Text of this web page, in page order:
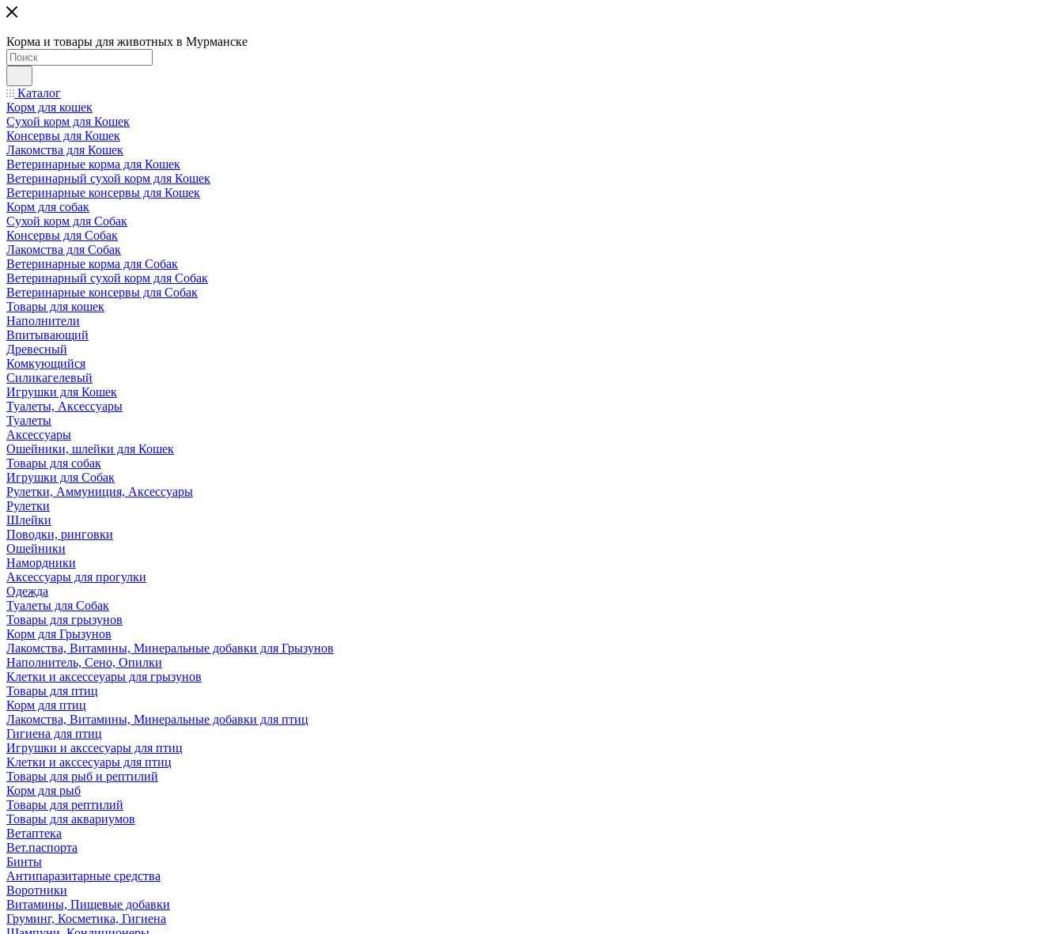
Корма и товары для животных в Мурманске
Каталог
Корм для кошек
Сухой корм для Кошек
Консервы для Кошек
Лакомства для Кошек
Ветеринарные корма для Кошек
Ветеринарный сухой корм для Кошек
Ветеринарные консервы для Кошек
Корм для собак
Сухой корм для Собак
Консервы для Собак
Лакомства для Собак
Ветеринарные корма для Собак
Ветеринарный сухой корм для Собак
Ветеринарные консервы для Собак
Товары для кошек
Наполнители
Впитывающий
Древесный
Комкующийся
Силикагелевый
Игрушки для Кошек
Туалеты, Аксессуары
Туалеты
Аксессуары
Ошейники, шлейки для Кошек
Товары для собак
Игрушки для Собак
Рулетки, Аммуниция, Аксессуары
Рулетки
Шлейки
Поводки, ринговки
Ошейники
Намордники
Аксессуары для прогулки
Одежда
Туалеты для Собак
Товары для грызунов
Корм для Грызунов
Лакомства, Витамины, Минеральные добавки для Грызунов
Наполнитель, Сено, Опилки
Клетки и аксессеуары для грызунов
Товары для птиц
Корм для птиц
Лакомства, Витамины, Минеральные добавки для птиц
Гигиена для птиц
Игрушки и акссесуары для птиц
Клетки и акссесуары для птиц
Товары для рыб и рептилий
Корм для рыб
Товары для рептилий
Товары для аквариумов
Ветаптека
Вет.паспорта
Бинты
Антипаразитарные средства
Воротники
Витамины, Пищевые добавки
Груминг, Косметика, Гигиена